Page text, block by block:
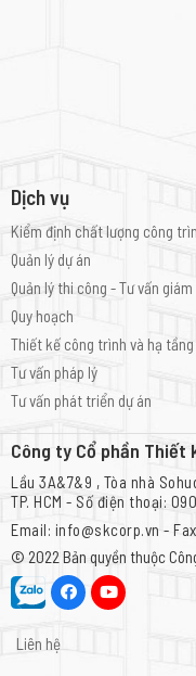
Dịch vụ
Kiểm định chất lượng công
Quản lý dự án
Quản lý thi công - Tư vấn
Quy hoạch
Thiết kế công trình và hạ tầng
Tư vấn pháp lý
Tư vấn phát triển dự án
Công ty Cổ phần Thiết
Lầu 3A&7&9 , Tòa nhà
TP. HCM - Số điện thoại:
Email: info@skcorp.vn -
© 2022 Bản quyền thuộc
Liên hệ